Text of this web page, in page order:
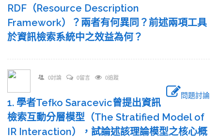
RDF（Resource Description
Framework）？兩者有何異同？前述兩項工具
於資訊檢索系統中之效益為何？
0討論 0留言 0追蹤
問題討論
1. 學者Tefko Saracevic曾提出資訊
檢索互動分層模型（The Stratified Model of
IR Interaction），試論述該理論模型之核心概